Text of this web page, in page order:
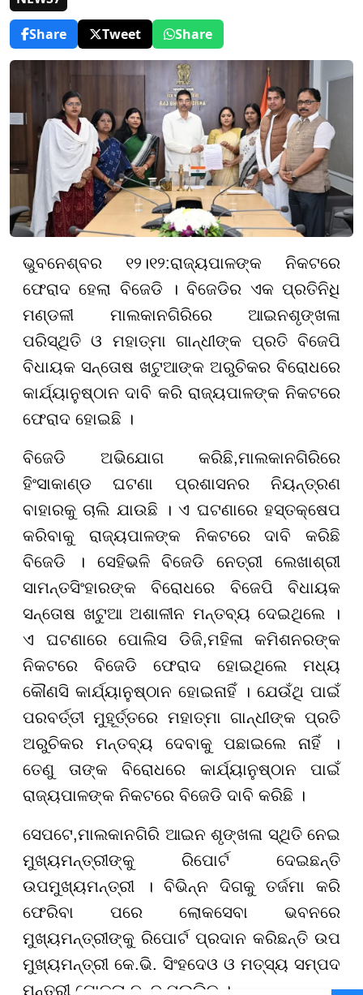
Share
Tweet Share
ଭୁବନେଶ୍ବର ୧୨।୧୨:ରାଜ୍ୟପାଳଙ୍କ ନିକଟରେ
ଫେରାଦ ହେଲା ବିଜେଡି । ବିଜେଡିର ଏକ ପ୍ରତିନିଧି
ମଣ୍ଡଳୀ ମାଲକାନଗିରିରେ ଆଇନଶୃଙ୍ଖଳା
ପରିସ୍ଥିତି ଓ ମହାତ୍ମା ଗାନ୍ଧୀଙ୍କ ପ୍ରତି ବିଜେପି
ବିଧାୟକ ସନ୍ତୋଷ ଖଟୁଆଙ୍କ ଅରୁଚିକର ବିରୋଧରେ
କାର୍ଯ୍ୟାନୁଷ୍ଠାନ ଦାବି କରି ରାଜ୍ୟପାଳଙ୍କ ନିକଟରେ
ଫେରାଦ ହୋଇଛି ।
ବିଜେଡି ଅଭିଯୋଗ କରିଛି,ମାଲକାନଗିରିରେ
ହିଂସାକାଣ୍ଡ ଘଟଣା ପ୍ରଶାସନର ନିୟନ୍ତ୍ରଣ
ବାହାରକୁ ଚାଲି ଯାଉଛି । ଏ ଘଟଣାରେ ହସ୍ତକ୍ଷେପ
କରିବାକୁ ରାଜ୍ୟପାଳଙ୍କ ନିକଟରେ ଦାବି କରିଛି
ବିଜେଡି । ସେହିଭଳି ବିଜେଡି ନେତ୍ରୀ ଲେଖାଶ୍ରୀ
ସାମନ୍ତସିଂହାରଙ୍କ ବିରୋଧରେ ବିଜେପି ବିଧାୟକ
ସନ୍ତୋଷ ଖଟୁଆ ଅଶାଳୀନ ମନ୍ତବ୍ୟ ଦେଇଥିଲେ ।
ଏ ଘଟଣାରେ ପୋଲିସ ଡିଜି,ମହିଳା କମିଶନରଙ୍କ
ନିକଟରେ ବିଜେଡି ଫେରାଦ ହୋଇଥିଲେ ମଧ୍ୟ
କୌଣସି କାର୍ଯ୍ୟାନୁଷ୍ଠାନ ହୋଇନାହିଁ । ଯେଉଁଥି ପାଇଁ
ପରବର୍ତ୍ତୀ ମୁହୂର୍ତ୍ତରେ ମହାତ୍ମା ଗାନ୍ଧୀଙ୍କ ପ୍ରତି
ଅରୁଚିକର ମନ୍ତବ୍ୟ ଦେବାକୁ ପଛାଇଲେ ନାହିଁ ।
ତେଣୁ ତାଙ୍କ ବିରୋଧରେ କାର୍ଯ୍ୟାନୁଷ୍ଠାନ ପାଇଁ
ରାଜ୍ୟପାଳଙ୍କ ନିକଟରେ ବିଜେଡି ଦାବି କରିଛି ।
ସେପଟେ,ମାଲକାନଗିରି ଆଇନ ଶୃଙ୍ଖଳା ସ୍ଥିତି ନେଇ
ମୁଖ୍ୟମନ୍ତ୍ରୀଙ୍କୁ ରିପୋର୍ଟ ଦେଇଛନ୍ତି
ଉପମୁଖ୍ୟମନ୍ତ୍ରୀ । ବିଭିନ୍ନ ଦିଗକୁ ତର୍ଜମା କରି
ଫେରିବା ପରେ ଲୋକସେବା ଭବନରେ
ମୁଖ୍ୟମନ୍ତ୍ରୀଙ୍କୁ ରିପୋର୍ଟ ପ୍ରଦାନ କରିଛନ୍ତି ଉପ
ମୁଖ୍ୟମନ୍ତ୍ରୀ କେ.ଭି. ସିଂହଦେଓ ଓ ମତ୍ସ୍ୟ ସମ୍ପଦ
ମନ୍ତ୍ରୀ ଗୋକୁଳା ନନ୍ଦ ମଲ୍ଲିକ ।